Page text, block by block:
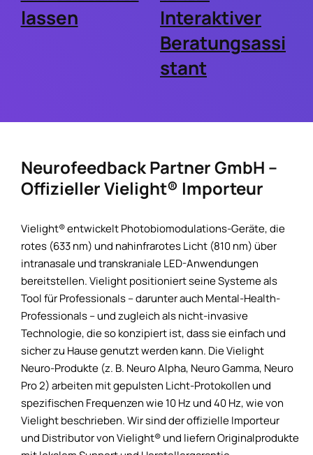
lassen
Interaktiver
Beratungsassi
stant
Neurofeedback Partner GmbH –
Offizieller Vielight® Importeur
Vielight® entwickelt Photobiomodulations-Geräte, die
rotes (633 nm) und nahinfrarotes Licht (810 nm) über
intranasale und transkraniale LED-Anwendungen
bereitstellen. Vielight positioniert seine Systeme als
Tool für Professionals – darunter auch Mental-Health-
Professionals – und zugleich als nicht-invasive
Technologie, die so konzipiert ist, dass sie einfach und
sicher zu Hause genutzt werden kann. Die Vielight
Neuro-Produkte (z. B. Neuro Alpha, Neuro Gamma, Neuro
Pro 2) arbeiten mit gepulsten Licht-Protokollen und
spezifischen Frequenzen wie 10 Hz und 40 Hz, wie von
Vielight beschrieben. Wir sind der offizielle Importeur
und Distributor von Vielight® und liefern Originalprodukte